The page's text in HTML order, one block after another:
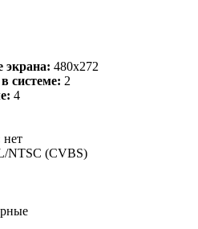
экрана: 480x272
системе: 2
4
нет
NTSC (CVBS)